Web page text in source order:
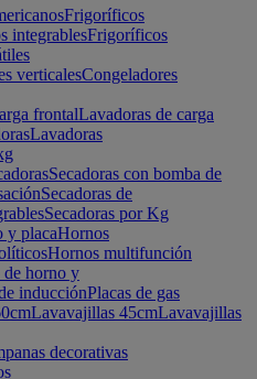
Frigoríficos
integrablesFrigoríficos
verticalesCongeladores
frontalLavadoras de carga
Lavadoras
Secadoras con bomba de
Secadoras de
Secadoras por Kg
y placaHornos
Hornos multifunción
horno y
inducciónPlacas de gas
Lavavajillas 45cmLavavajillas
decorativas